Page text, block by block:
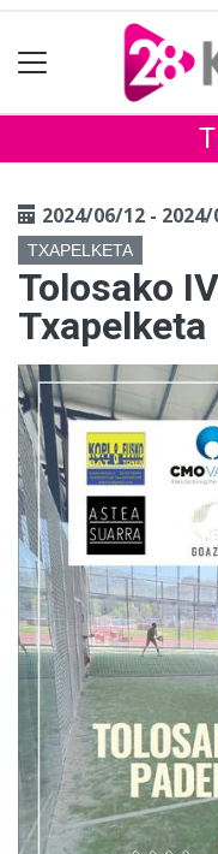
2024/06/12 -
TXAPELKETA
Tolosako
Txapelketa